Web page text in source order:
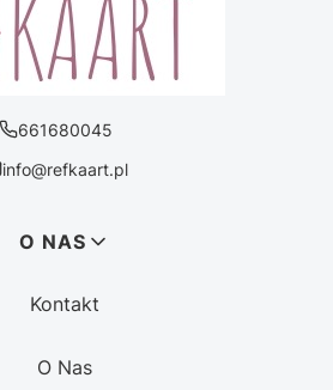
661680045
info@refkaart.pl
O NAS
Kontakt
O Nas